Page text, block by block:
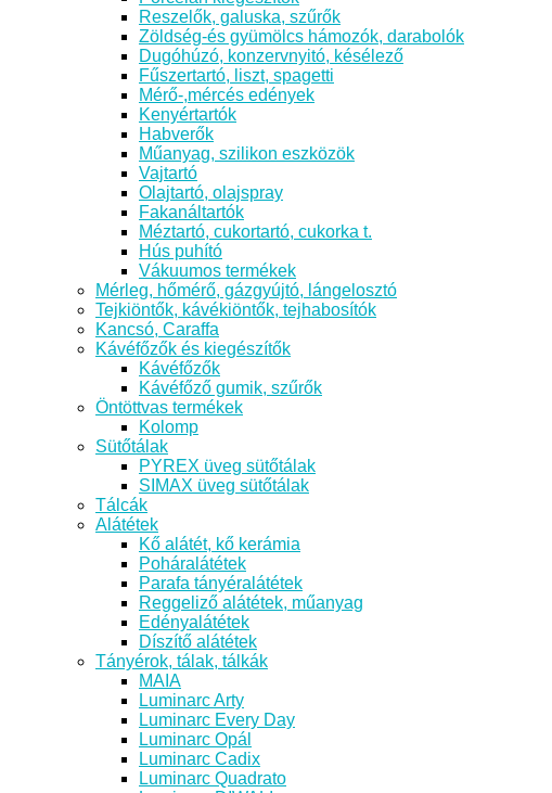
Reszelők, galuska, szűrők
Zöldség-és gyümölcs hámozók, darabolók
Dugóhúzó, konzervnyitó, késélező
Fűszertartó, liszt, spagetti
Mérő-,mércés edények
Kenyértartók
Habverők
Műanyag, szilikon eszközök
Vajtartó
Olajtartó, olajspray
Fakanáltartók
Méztartó, cukortartó, cukorka t.
Hús puhító
Vákuumos termékek
Mérleg, hőmérő, gázgyújtó, lángelosztó
Tejkiöntők, kávékiöntők, tejhabosítók
Kancsó, Caraffa
Kávéfőzők és kiegészítők
Kávéfőzők
Kávéfőző gumik, szűrők
Öntöttvas termékek
Kolomp
Sütőtálak
PYREX üveg sütőtálak
SIMAX üveg sütőtálak
Tálcák
Alátétek
Kő alátét, kő kerámia
Poháralátétek
Parafa tányéralátétek
Reggeliző alátétek, műanyag
Edényalátétek
Díszítő alátétek
Tányérok, tálak, tálkák
MAIA
Luminarc Arty
Luminarc Every Day
Luminarc Opál
Luminarc Cadix
Luminarc Quadrato